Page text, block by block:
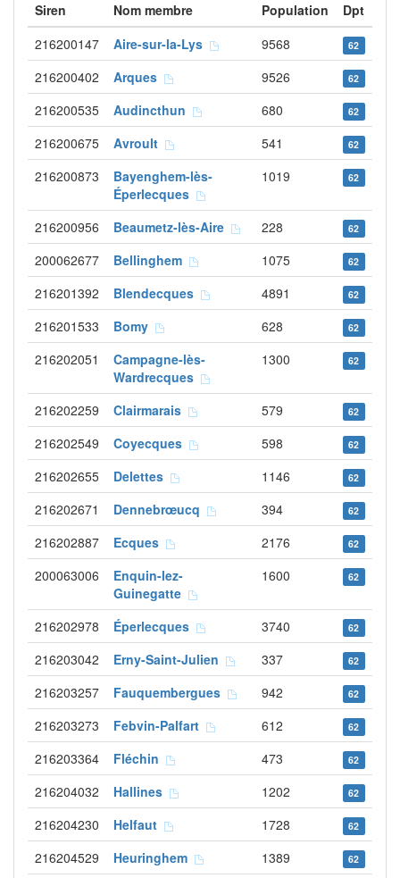
Siren Nom membre Population
Dpt
216200147
Aire-sur-la-Lys 9568 62
216200402 Arques 9526 62
216200535 Audincthun 680 62
216200675 Avroult 541 62
216200873
Bayenghem-lès-
Éperlecques
1019 62
216200956 Beaumetz-lès-Aire 228 62
200062677 Bellinghem 1075 62
216201392 Blendecques 4891 62
216201533 Bomy 628 62
216202051
Campagne-lès-
Wardrecques
1300 62
216202259 Clairmarais 579 62
216202549 Coyecques 598 62
216202655 Delettes 1146 62
216202671 Dennebrœucq 394 62
216202887 Ecques 2176 62
200063006
Enquin-lez-
Guinegatte
1600 62
216202978 Éperlecques 3740 62
216203042 Erny-Saint-Julien 337 62
216203257 Fauquembergues 942 62
216203273 Febvin-Palfart 612 62
216203364 Fléchin 473 62
216204032 Hallines 1202 62
216204230 Helfaut 1728 62
216204529 Heuringhem 1389 62